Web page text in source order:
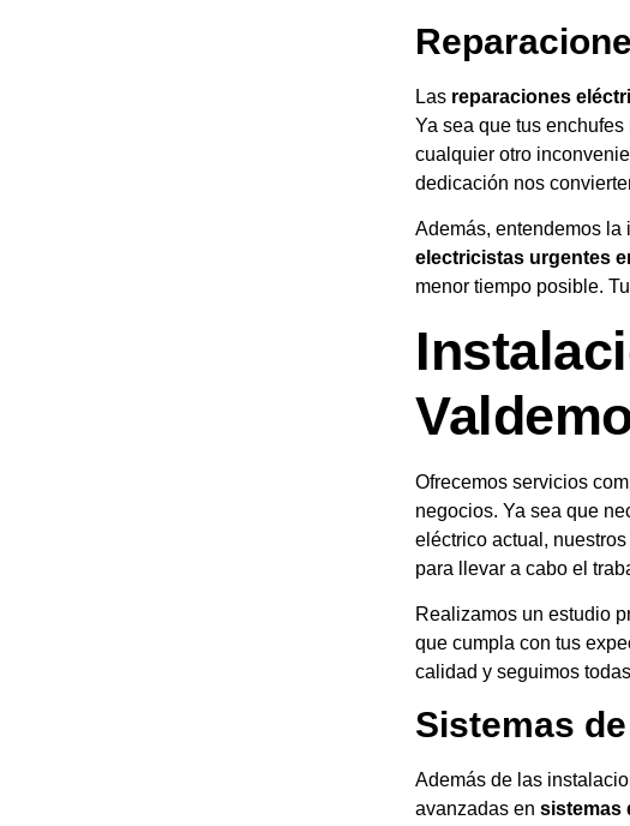
Las reparaciones
Ya sea que tus
cualquier otro
dedicación nos
Además, entendemos la
electricistas urgentes
menor tiempo posible.
Ofrecemos servicios
negocios. Ya sea que
eléctrico actual, nuestros
para llevar a cabo el
Realizamos un estudio
que cumpla con tus
calidad y seguimos
Sistemas
Además de las
avanzadas en sistemas